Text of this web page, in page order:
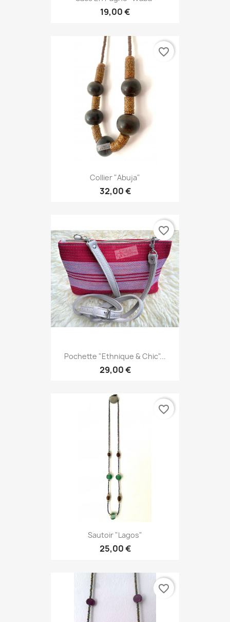
19,00 €
Collier "Abuja"
32,00 €
favorite_border
Pochette "Ethnique & Chic"...
29,00 €
favorite_border
Sautoir "Lagos"
25,00 €
favorite_border
favorite_border